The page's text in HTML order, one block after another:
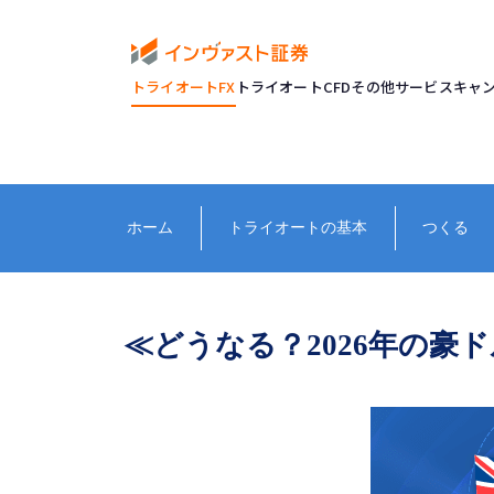
トライオートFX トライオートCFDその他サービスキャ
ホーム トライオートの基本 つくる
≪どうなる？2026年の豪